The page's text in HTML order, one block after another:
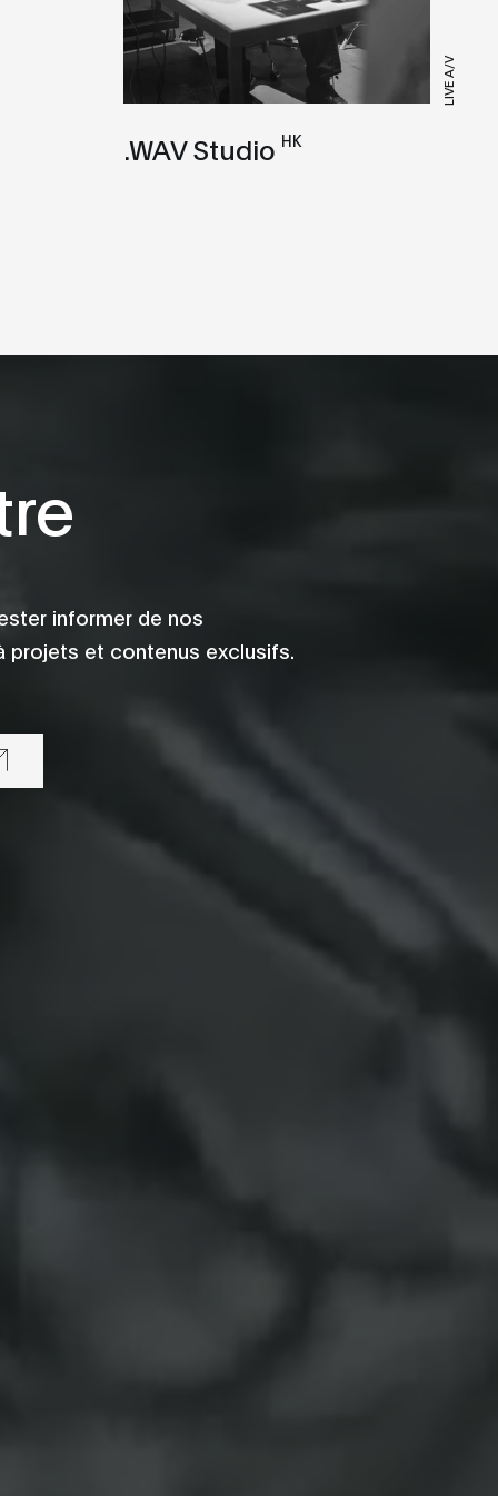
LIVE A/V
.WAV Studio HK
informer de nos
projets et contenus exclusifs.